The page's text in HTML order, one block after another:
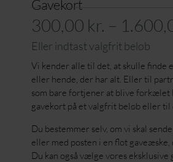
Gavekort
300,00 kr. –
Vi kender alle til det, at skulle finde
eller hende, der har alt. Eller til
som bare fortjener at blive forkælet
gavekort på et valgfrit beløb eller til
Du bestemmer selv, om vi skal
eller med posten i en flot
Du kan også vælge vores eksklusive